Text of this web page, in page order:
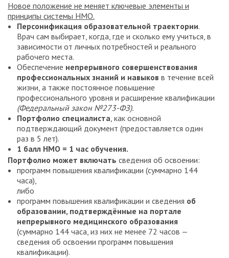
Новое положение не меняет ключевые элементы и
принципы системы НМО.
Персонификация образовательной траектории.
Врач сам выбирает, когда, где и сколько ему учиться, в
зависимости от личных потребностей и реального
рабочего места.
Обеспечение непрерывного совершенствования
профессиональных знаний и навыков в течение всей
жизни, а также постоянное повышение
профессионального уровня и расширение квалификации
(Федеральный закон №273-ФЗ).
Портфолио специалиста, как основной
подтверждающий документ (предоставляется один
раз в 5 лет).
1 балл НМО = 1 час обучения.
Портфолио может включать сведения об освоении:
программ повышения квалификации (суммарно 144
часа),
либо
программ повышения квалификации и сведения об
образовании, подтверждённые на портале
непрерывного медицинского образования
(суммарно 144 часа, из них не менее 72 часов —
сведения об освоении программ повышения
квалификации).